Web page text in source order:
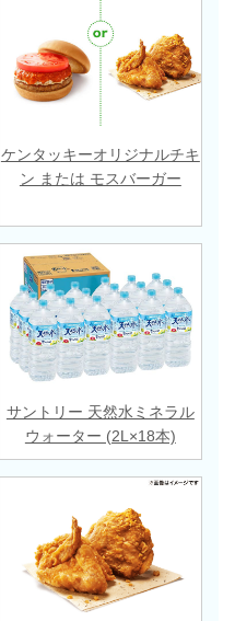
ケンタッキーオリジナルチキ
ン または モスバーガー
サントリー 天然水ミネラル
ウォーター (2L×18本)